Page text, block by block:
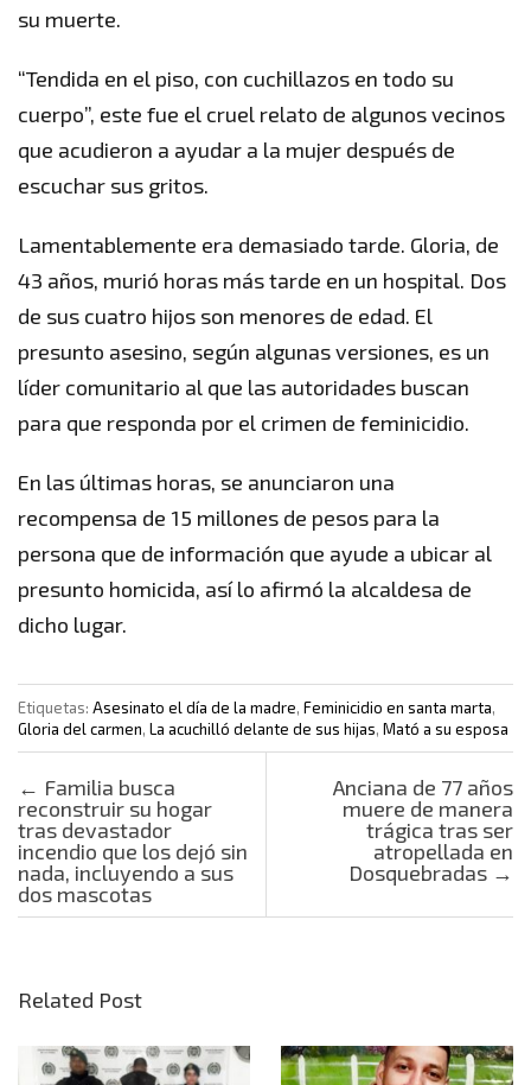
su muerte.
“Tendida en el piso, con cuchillazos en todo su
cuerpo”, este fue el cruel relato de algunos vecinos
que acudieron a ayudar a la mujer después de
escuchar sus gritos.
Lamentablemente era demasiado tarde. Gloria, de
43 años, murió horas más tarde en un hospital. Dos
de sus cuatro hijos son menores de edad. El
presunto asesino, según algunas versiones, es un
líder comunitario al que las autoridades buscan
para que responda por el crimen de feminicidio.
En las últimas horas, se anunciaron una
recompensa de 15 millones de pesos para la
persona que de información que ayude a ubicar al
presunto homicida, así lo afirmó la alcaldesa de
dicho lugar.
Etiquetas: Asesinato el día de la madre, Feminicidio en santa marta,
Gloria del carmen, La acuchilló delante de sus hijas, Mató a su esposa
Post navigation
← Familia busca
reconstruir su hogar
tras devastador
incendio que los dejó sin
nada, incluyendo a sus
dos mascotas
Anciana de 77 años
muere de manera
trágica tras ser
atropellada en
Dosquebradas →
Related Post